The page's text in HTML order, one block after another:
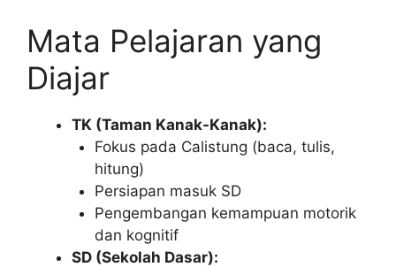
Mata Pelajaran yang
Diajar
TK (Taman Kanak-Kanak):
Fokus pada Calistung (baca, tulis,
hitung)
Persiapan masuk SD
Pengembangan kemampuan motorik
dan kognitif
SD (Sekolah Dasar):